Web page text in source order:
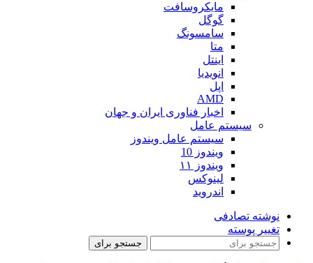
مایکروسافت
گوگل
سامسونگ
متا
اینتل
انویدیا
اپل
AMD
اخبار فناوری ایران و جهان
سیستم عامل
سیستم عامل ویندوز
ویندوز 10
ویندوز ۱۱
لینوکس
اندروید
نوشته تصادفی
تغییر پوسته
جستجو برای